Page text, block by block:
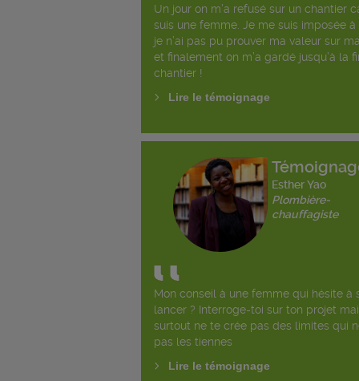
Un jour on m’a refusé sur un chantier
suis une femme. Je me suis imposée à
je n’ai pas pu prouver ma valeur sur
et finalement on m’a gardé jusqu’à la
chantier !
Lire le témoignage
Esther Yao
Plombière-
chauffagiste
Mon conseil à une femme qui hésite à
lancer ? Interroge-toi sur ton projet
surtout ne te crée pas des limites qui
pas les tiennes
Lire le témoignage